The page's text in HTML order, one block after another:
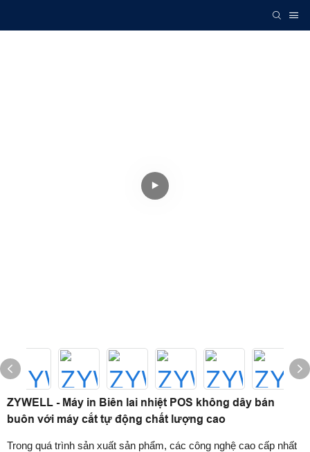
ZYWELL - Máy in Biên lai nhiệt POS không dây bán
buôn với máy cắt tự động chất lượng cao
Trong quá trình sản xuất sản phẩm, các công nghệ cao cấp nhất